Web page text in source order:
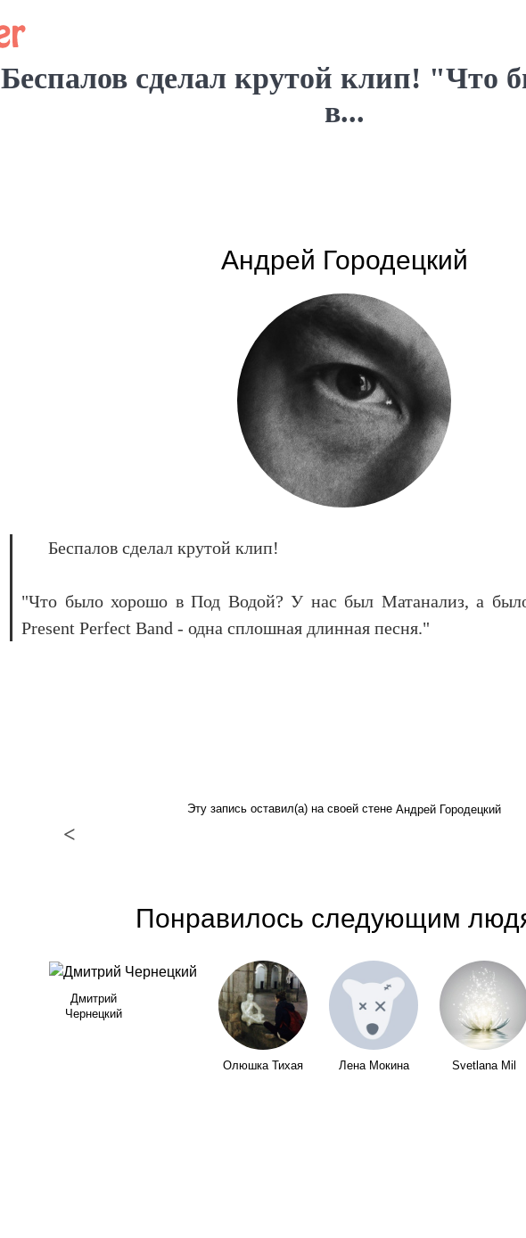
Беспалов сделал крутой клип! "Что
в...
Андрей Городецкий
Беспалов сделал крутой клип!
"Что было хорошо в Под Водой? У нас был Матанализ, а
Present Perfect Band - одна сплошная длинная песня."
Эту запись оставил(а) на своей стене Андрей Городецкий
<
Понравилось следующим
Дмитрий
Чернецкий
Олюшка Тихая Лена Мокина Svetlana Mil